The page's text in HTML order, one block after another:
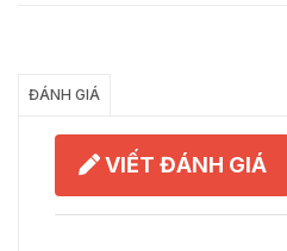
ĐÁNH GIÁ
VIẾT ĐÁNH GIÁ